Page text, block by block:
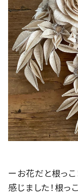
ーお花だと根っ
感じました！根